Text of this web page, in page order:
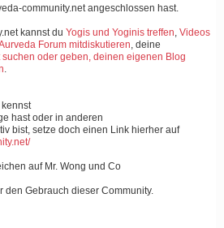
community.net angeschlossen hast.
kannst du Yogis und Yoginis treffen, Videos
Forum mitdiskutieren, deine
suchen oder geben, deinen eigenen Blog
.
hast oder in anderen
bist, setze doch einen Link hierher auf
auf Mr. Wong und Co
den Gebrauch dieser Community.